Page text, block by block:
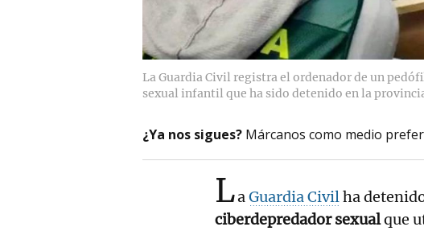
La Guardia Civil registra el ordenador de un
sexual infantil que ha sido detenido en la
¿Ya nos sigues? Márcanos como medio
LaGuardia Civilha
ciberdepredador sexualque